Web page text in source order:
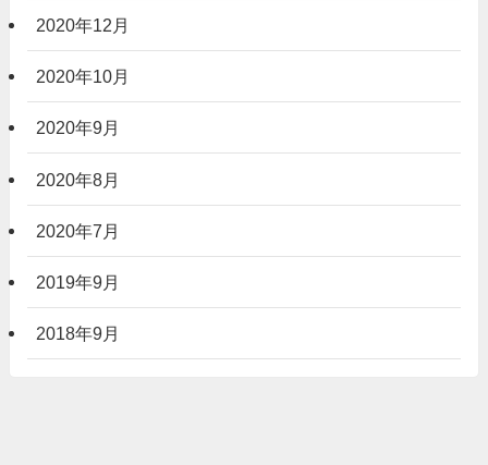
2020年12月
2020年10月
2020年9月
2020年8月
2020年7月
2019年9月
2018年9月